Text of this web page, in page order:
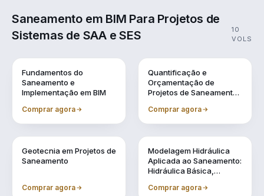
Saneamento em BIM Para Projetos de
Sistemas de SAA e SES
10
VOLS
Fundamentos do
Saneamento e
Implementação em BIM
Comprar agora
Quantificação e
Orçamentação de
Projetos de Saneamento
Comprar agora
Geotecnia em Projetos de
Saneamento
Comprar agora
Modelagem Hidráulica
Aplicada ao Saneamento:
Hidráulica Básica,
Reservação
Comprar agora